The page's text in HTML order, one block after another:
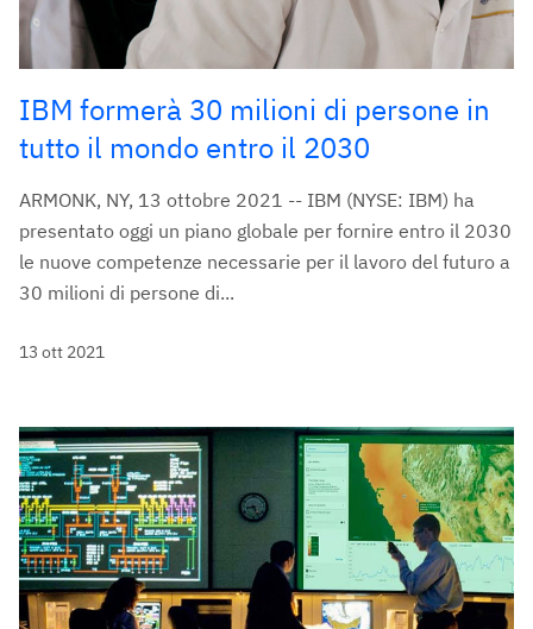
IBM formerà 30 milioni di persone in
tutto il mondo entro il 2030
ARMONK, NY, 13 ottobre 2021 -- IBM (NYSE: IBM) ha
presentato oggi un piano globale per fornire entro il 2030
le nuove competenze necessarie per il lavoro del futuro a
30 milioni di persone di...
13 ott 2021